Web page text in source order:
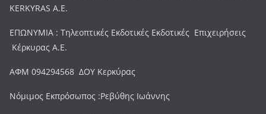
KERKYRAS A.E.
ΕΠΩΝΥΜΙΑ : Τηλεοπτικές Εκδοτικές Εκδοτικές Επιχειρήσεις
Κέρκυρας Α.Ε.
ΑΦΜ 094294568 ΔΟΥ Κερκύρας
Νόμιμος Εκπρόσωπος :Ρεβύθης Ιωάννης